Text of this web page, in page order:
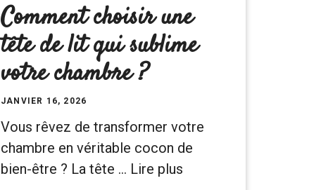
Comment choisir une
tête de lit qui sublime
votre chambre ?
JANVIER 16, 2026
Vous rêvez de transformer votre
chambre en véritable cocon de
bien-être ? La tête … Lire plus